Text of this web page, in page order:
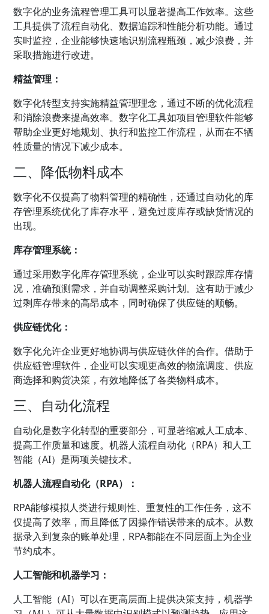
数字化的业务流程管理工具可以显著提高工作效率。这些
工具提供了流程自动化、数据追踪和性能分析功能。通过
实时监控，企业能够快速地识别流程瓶颈，减少浪费，并
采取措施进行改进。
精益管理：
数字化转型支持实施精益管理理念，通过不断的优化流程
和消除浪费来提高效率。数字化工具如项目管理软件能够
帮助企业更好地规划、执行和监控工作流程，从而在不牺
牲质量的情况下减少成本。
二、降低物料成本
数字化不仅提高了物料管理的精确性，还通过自动化的库
存管理系统优化了库存水平，避免过度库存或缺货情况的
出现。
库存管理系统：
通过采用数字化库存管理系统，企业可以实时跟踪库存情
况，准确预测需求，并自动调整采购计划。这有助于减少
过剩库存带来的高昂成本，同时确保了供应链的顺畅。
供应链优化：
数字化允许企业更好地协调与供应链伙伴的合作。借助于
供应链管理软件，企业可以实现更高效的物流调度、供应
商选择和购货决策，有效地降低了各类物料成本。
三、自动化流程
自动化是数字化转型的重要部分，可显著缩减人工成本、
提高工作质量和速度。机器人流程自动化（RPA）和人工
智能（AI）是两项关键技术。
机器人流程自动化（RPA）：
RPA能够模拟人类进行规则性、重复性的工作任务，这不
仅提高了效率，而且降低了因操作错误带来的成本。从数
据录入到复杂的账单处理，RPA都能在不同层面上为企业
节约成本。
人工智能和机器学习：
人工智能（AI）可以在更高层面上提供决策支持，机器学